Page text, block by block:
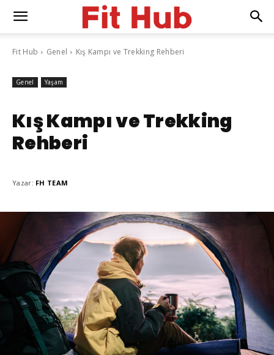
Fit Hub Genel Kış Kampı ve Trekking Rehberi
Genel Yaşam
Kış Kampı ve Trekking
Rehberi
Yazar: FH TEAM